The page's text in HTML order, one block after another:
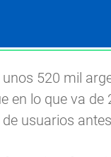
520 mil
en lo que va de
usuarios